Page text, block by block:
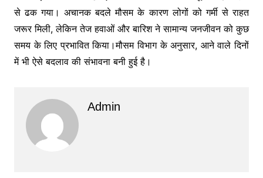
से ढक गया। अचानक बदले मौसम के कारण लोगों को गर्मी से राहत
जरूर मिली, लेकिन तेज हवाओं और बारिश ने सामान्य जनजीवन को कुछ
समय के लिए प्रभावित किया।मौसम विभाग के अनुसार, आने वाले दिनों
में भी ऐसे बदलाव की संभावना बनी हुई है।
Admin